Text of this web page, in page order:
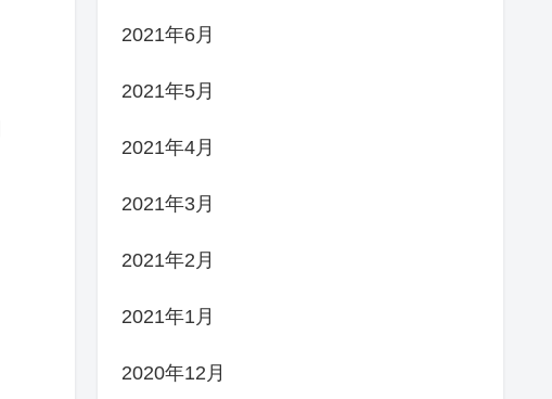
2021年6月
2021年5月
2021年4月
2021年3月
2021年2月
2021年1月
2020年12月